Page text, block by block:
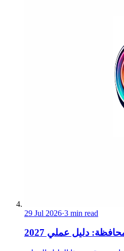
29 Jul 2026·3 min read
دليل عملي 2027